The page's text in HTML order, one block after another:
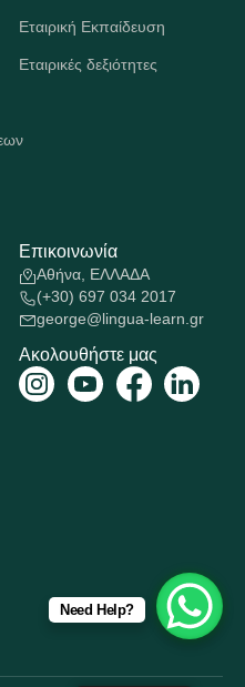
Εταιρική Εκπαίδευση
Εταιρικές δεξιότητες
Επικοινωνία
Αθήνα, ΕΛΛΑΔΑ
(+30) 697 034 2017
george@lingua-learn.gr
Ακολουθήστε μας
Need Help?